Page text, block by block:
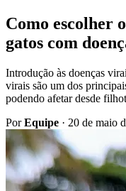
Como escolher
gatos com
Introdução às doenças
virais são um dos
podendo afetar desde
PorEquipe · 20 de maio